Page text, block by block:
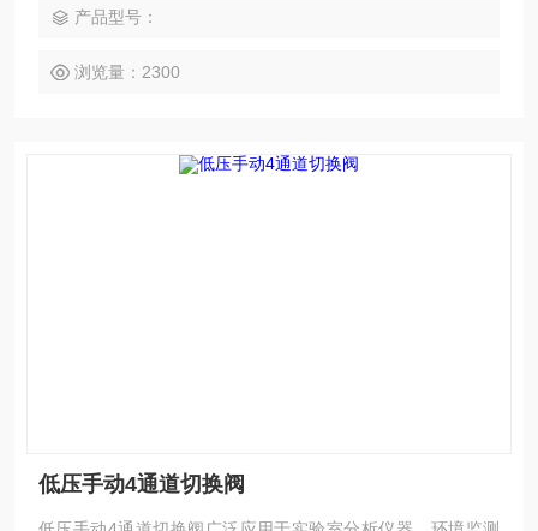
产品型号：
浏览量：2300
低压手动4通道切换阀